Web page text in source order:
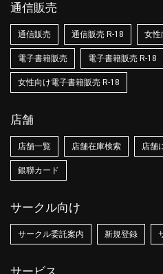
通信販売
通信販売 通信販売 R-18 女性
電子書籍販売 電子書籍販売 R-18
女性向け電子書籍販売 R-18
店舗
店舗一覧 店舗在庫検索 店舗
銀聯カード
サークル向け
サークル委託案内 新規登録